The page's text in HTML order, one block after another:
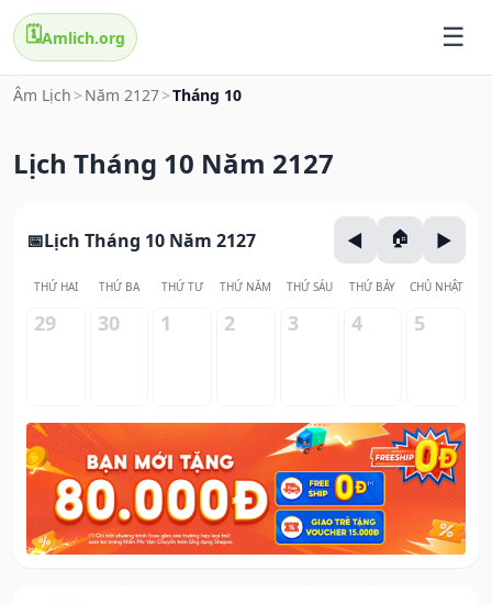
🗓️Amlich.org
Âm Lịch > Năm 2127>Tháng 10
Lịch Tháng 10 Năm 2127
Lịch Tháng 10 Năm 2127
THỨ HAI THỨ BA THỨ TƯ THỨ NĂM THỨ SÁU THỨ BẢY CHỦ NHẬT
29 30 1 2 3 4 5